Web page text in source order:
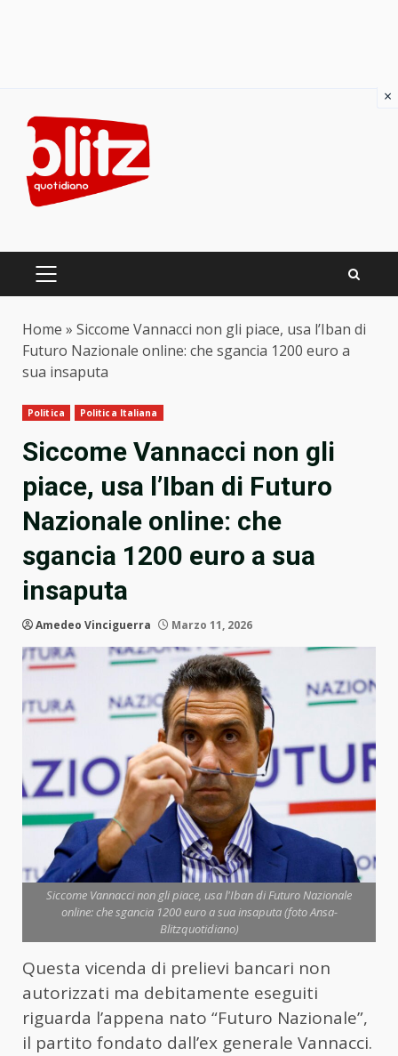
content
PRIMARY
Home » Siccome Vannacci non gli piace, usa l’Iban di
Futuro Nazionale online: che sgancia 1200 euro a
sua insaputa
Politica Politica Italiana
Siccome Vannacci non gli
piace, usa l’Iban di Futuro
Nazionale online: che
sgancia 1200 euro a sua
insaputa
Amedeo Vinciguerra Marzo 11, 2026
Siccome Vannacci non gli piace, usa l'Iban di Futuro Nazionale
online: che sgancia 1200 euro a sua insaputa (foto Ansa-
Blitzquotidiano)
Questa vicenda di prelievi bancari non
autorizzati ma debitamente eseguiti
riguarda l’appena nato “Futuro Nazionale”,
il partito fondato dall’ex generale Vannacci.
×